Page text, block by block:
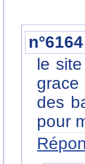
le
des
pour